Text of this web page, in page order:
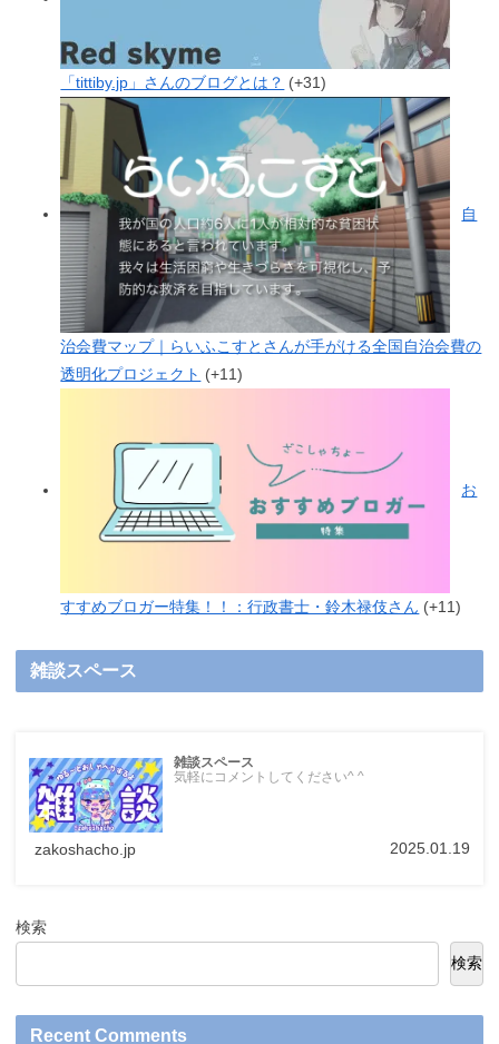
「tittiby.jp」さんのブログとは？ +31
自
治会費マップ｜らいふこすとさんが手がける全国自治会費の
透明化プロジェクト
+11
お
すすめブロガー特集！！：行政書士・鈴木禄伎さん +11
雑談スペース
雑談スペース
気軽にコメントしてください^ ^
zakoshacho.jp 2025.01.19
検索
検索
Recent Comments